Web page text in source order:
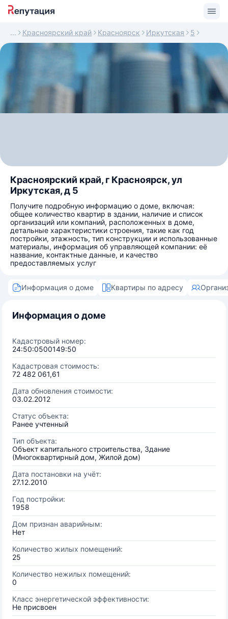
Красноярский край Красноярск Иркутская 5
Красноярский край, г Красноярск, ул
Иркутская, д 5
Получите подробную информацию о доме, включая:
общее количество квартир в здании, наличие и список
организаций или компаний, расположенных в доме,
детальные характеристики строения, такие как год
постройки, этажность, тип конструкции и использованные
материалы, информация об управляющей компании: её
название, контактные данные, и качество
предоставляемых услуг
Информация о доме Квартиры по адресу
Информация о доме
Кадастровый номер:
24:50:0500149:50
Кадастровая стоимость:
72 482 061,61
Дата обновления стоимости:
03.02.2012
Статус объекта:
Ранее учтенный
Тип объекта:
Объект капитального строительства, Здание
(Многоквартирный дом, Жилой дом)
Дата постановки на учёт:
27.12.2010
Год постройки:
1958
Дом признан аварийным:
Нет
Количество жилых помещений:
25
Количество нежилых помещений:
0
Класс энергетической эффективности:
Не присвоен